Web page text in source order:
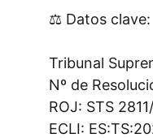
⚖️ Datos clave:
Tribunal
Nº de
ROJ: STS
ECLI: